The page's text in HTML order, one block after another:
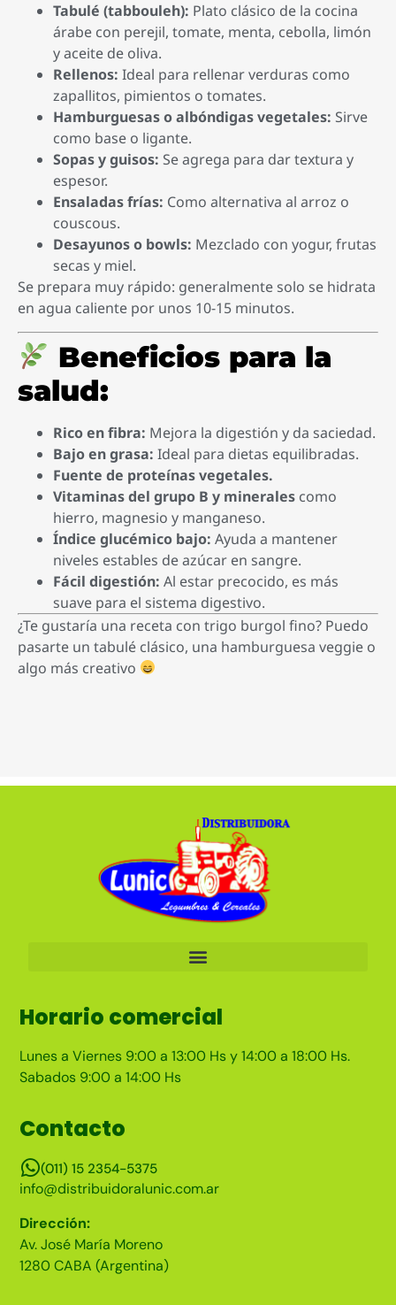
Tabulé (tabbouleh): Plato clásico de la cocina
árabe con perejil, tomate, menta, cebolla, limón
y aceite de oliva.
Rellenos: Ideal para rellenar verduras como
zapallitos, pimientos o tomates.
Hamburguesas o albóndigas vegetales: Sirve
como base o ligante.
Sopas y guisos: Se agrega para dar textura y
espesor.
Ensaladas frías: Como alternativa al arroz o
couscous.
Desayunos o bowls: Mezclado con yogur, frutas
secas y miel.
Se prepara muy rápido: generalmente solo se hidrata
en agua caliente por unos 10-15 minutos.
Beneficios para la
salud:
Rico en fibra: Mejora la digestión y da saciedad.
Bajo en grasa: Ideal para dietas equilibradas.
Fuente de proteínas vegetales.
Vitaminas del grupo B y minerales como
hierro, magnesio y manganeso.
Índice glucémico bajo: Ayuda a mantener
niveles estables de azúcar en sangre.
Fácil digestión: Al estar precocido, es más
suave para el sistema digestivo.
¿Te gustaría una receta con trigo burgol fino? Puedo
pasarte un tabulé clásico, una hamburguesa veggie o
algo más creativo
Horario comercial
Lunes a Viernes 9:00 a 13:00 Hs y 14:00 a 18:00 Hs.
Sabados 9:00 a 14:00 Hs
Contacto
(011) 15 2354-5375
info@distribuidoralunic.com.ar
Dirección:
Av. José María Moreno
1280 CABA (Argentina)